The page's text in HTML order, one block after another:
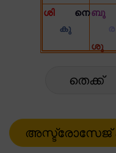
തെക്ക്